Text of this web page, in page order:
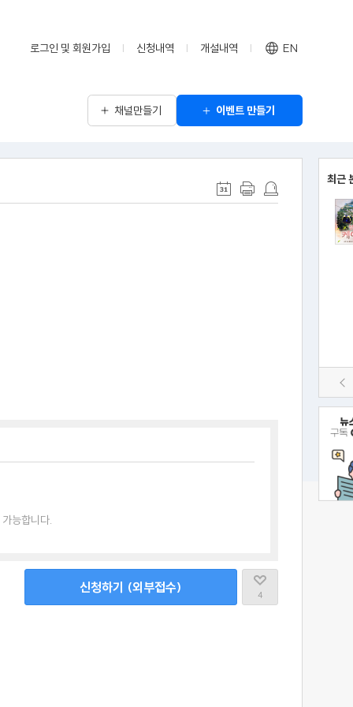
로그인 및 회원가입 신청내역 개설내역 EN
채널만들기 이벤트 만들기
최근
능합니다.
4
신청하기 (외부접수)